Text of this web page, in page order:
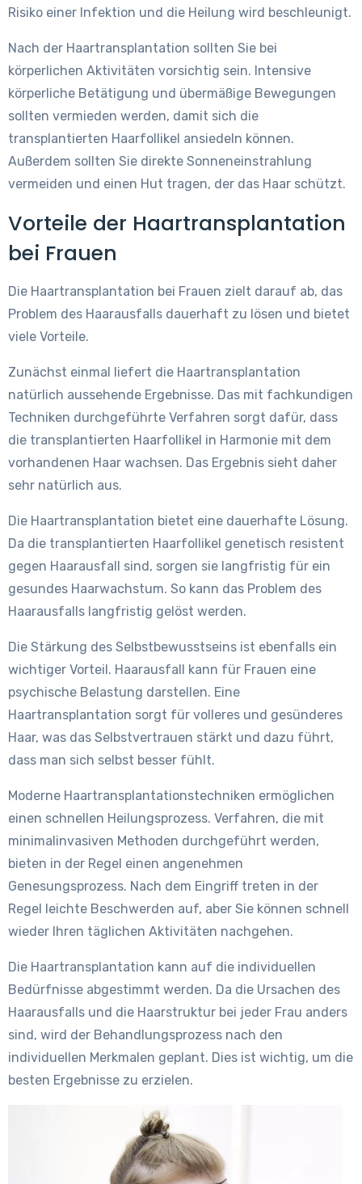
Risiko einer Infektion und die Heilung wird beschleunigt.
Nach der Haartransplantation sollten Sie bei
körperlichen Aktivitäten vorsichtig sein. Intensive
körperliche Betätigung und übermäßige Bewegungen
sollten vermieden werden, damit sich die
transplantierten Haarfollikel ansiedeln können.
Außerdem sollten Sie direkte Sonneneinstrahlung
vermeiden und einen Hut tragen, der das Haar schützt.
Vorteile der Haartransplantation
bei Frauen
Die Haartransplantation bei Frauen zielt darauf ab, das
Problem des Haarausfalls dauerhaft zu lösen und bietet
viele Vorteile.
Zunächst einmal liefert die Haartransplantation
natürlich aussehende Ergebnisse. Das mit fachkundigen
Techniken durchgeführte Verfahren sorgt dafür, dass
die transplantierten Haarfollikel in Harmonie mit dem
vorhandenen Haar wachsen. Das Ergebnis sieht daher
sehr natürlich aus.
Die Haartransplantation bietet eine dauerhafte Lösung.
Da die transplantierten Haarfollikel genetisch resistent
gegen Haarausfall sind, sorgen sie langfristig für ein
gesundes Haarwachstum. So kann das Problem des
Haarausfalls langfristig gelöst werden.
Die Stärkung des Selbstbewusstseins ist ebenfalls ein
wichtiger Vorteil. Haarausfall kann für Frauen eine
psychische Belastung darstellen. Eine
Haartransplantation sorgt für volleres und gesünderes
Haar, was das Selbstvertrauen stärkt und dazu führt,
dass man sich selbst besser fühlt.
Moderne Haartransplantationstechniken ermöglichen
einen schnellen Heilungsprozess. Verfahren, die mit
minimalinvasiven Methoden durchgeführt werden,
bieten in der Regel einen angenehmen
Genesungsprozess. Nach dem Eingriff treten in der
Regel leichte Beschwerden auf, aber Sie können schnell
wieder Ihren täglichen Aktivitäten nachgehen.
Die Haartransplantation kann auf die individuellen
Bedürfnisse abgestimmt werden. Da die Ursachen des
Haarausfalls und die Haarstruktur bei jeder Frau anders
sind, wird der Behandlungsprozess nach den
individuellen Merkmalen geplant. Dies ist wichtig, um die
besten Ergebnisse zu erzielen.